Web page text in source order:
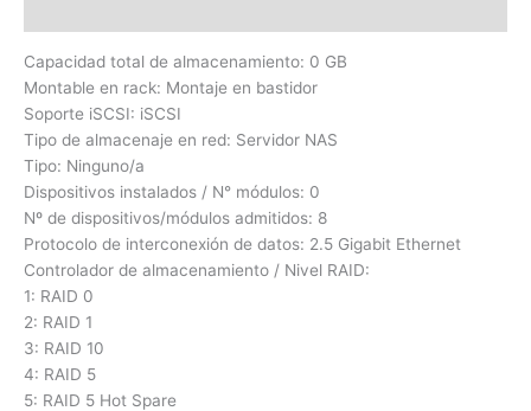
Capacidad total de almacenamiento: 0 GB
Montable en rack: Montaje en bastidor
Soporte iSCSI: iSCSI
Tipo de almacenaje en red: Servidor NAS
Tipo: Ninguno/a
Dispositivos instalados / N° módulos: 0
Nº de dispositivos/módulos admitidos: 8
Protocolo de interconexión de datos: 2.5 Gigabit Ethernet
Controlador de almacenamiento / Nivel RAID:
1: RAID 0
2: RAID 1
3: RAID 10
4: RAID 5
5: RAID 5 Hot Spare